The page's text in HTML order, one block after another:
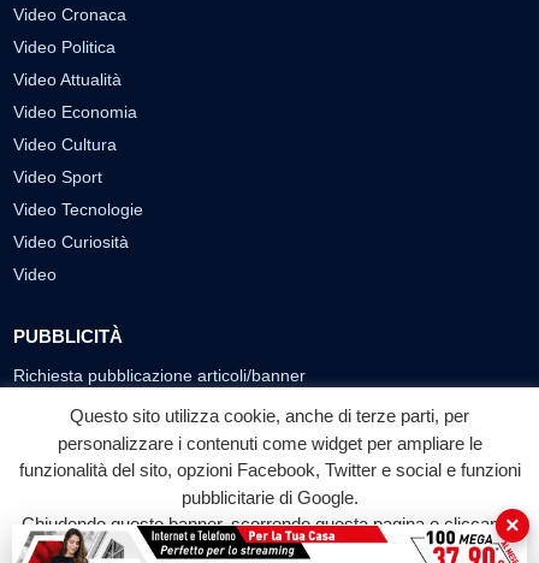
Video Cronaca
Video Politica
Video Attualità
Video Economia
Video Cultura
Video Sport
Video Tecnologie
Video Curiosità
Video
PUBBLICITÀ
Richiesta pubblicazione articoli/banner
SEGUICI SUI SOCIAL
f
Facebook
◎ ▶
YouTube
Questo sito utilizza cookie, anche di terze parti, per
personalizzare i contenuti come widget per ampliare le
funzionalità del sito, opzioni Facebook, Twitter e social e funzioni
pubblicitarie di Google.
Chiudendo questo banner, scorrendo questa pagina o cliccando
su qualunque suo elemento acconsenti all'uso dei cookie.
×